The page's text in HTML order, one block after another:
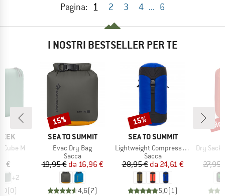
Pagina: 1 2 3 4 ... 6
I NOSTRI BESTSELLER PER TE
Cube M
€
+2
(0)
MARCHIO
SEA TO SUMMIT
Articolo
Evac Dry Bag
Gruppo di prodotti
Sacca
Prezzo
19,95 € Prezzo ridotto
da 16,96 €
4,6(7)
Sconto
15%
MARCHIO
SEA TO SUMMIT
Articolo
Lightweight Compression Sack
Gruppo di prodotti
Sacca
Prezzo
28,95 € Prezzo ridotto
da 24,61 €
5,0( 1)
Sconto
15%
Articolo
Dry Sack
27,95